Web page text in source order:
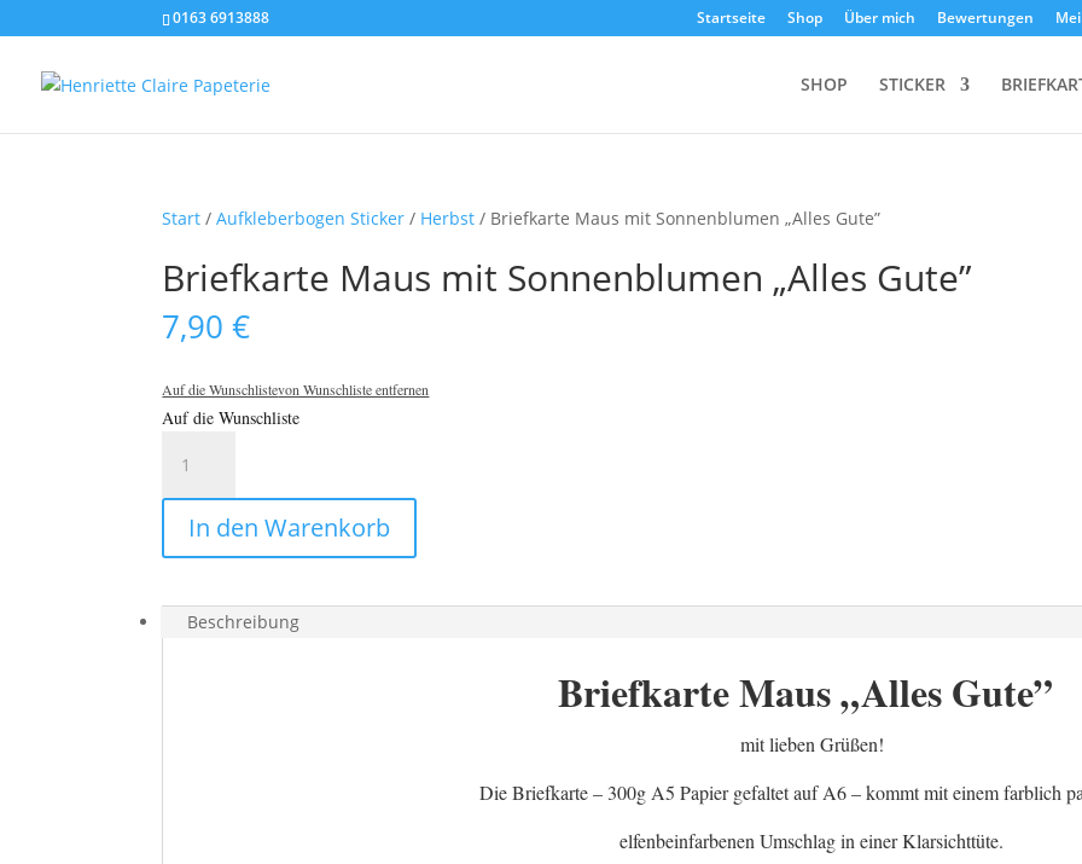
0163 6913888 Startseite Shop Über mich Bewertungen
SHOP STICKER
Start /Aufkleberbogen Sticker / Herbst / Briefkarte Maus mit Sonnenblumen „Alles Gute”
Briefkarte Maus mit Sonnenblumen „Alles Gute”
7,90€
Auf die Wunschlistevon Wunschliste entfernen
Auf die Wunschliste
Maus
mit
Sonnenblumen
„Alles
Menge
In den Warenkorb
Beschreibung
Briefkarte Maus „Alles Gute”
mit lieben Grüßen!
Die Briefkarte – 300g A5 Papier gefaltet auf A6 – kommt mit einem farblich
elfenbeinfarbenen Umschlag in einer Klarsichttüte.